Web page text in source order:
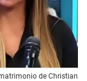
de Christian